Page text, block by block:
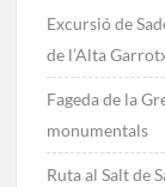
Excursió de
de l’Alta
Fageda de la
monumentals
Ruta al Salt de